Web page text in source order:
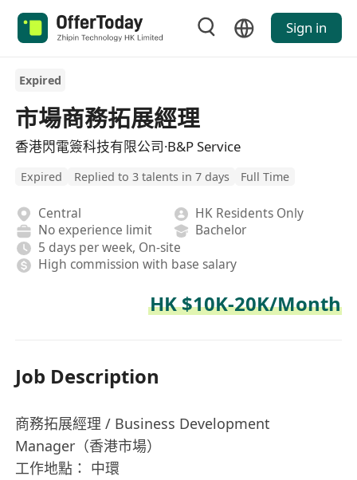
Sign in
Expired
市場商務拓展經理
香港閃電簽科技有限公司·B&P Service
Expired Replied to 3 talents in 7 days Full Time
Central
HK Residents Only
No experience limit
Bachelor
5 days per week, On-site
High commission with base salary
HK $10K-20K/Month
Job Description
商務拓展經理 / Business Development
Manager（香港市場）
工作地點： 中環